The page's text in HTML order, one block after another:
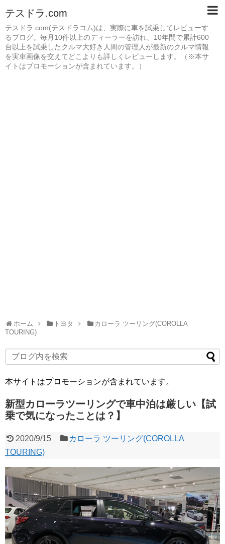
テスドラ.com
テスドラ.com(テスドラコム)は、実際に車を試乗してレビューす
るブログ。毎月10件以上のディーラーを訪れ、10年間で累計600
台以上を試乗したクルマ大好き人間の管理人が最新のクルマ情報
を実車画像を交えてどこよりも詳しくレビューします。（※本サ
イトはプロモーションが含まれています。）
ホーム トヨタ
カローラ ツーリング(COROLLA
TOURING)
本サイトはプロモーションが含まれています。
新型カローラツーリングで車中泊は厳しい【試
乗で気になったことは？】
2020/9/15
カローラ ツーリング(COROLLA
TOURING)